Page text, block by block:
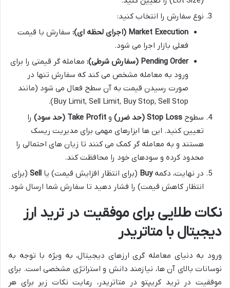
نوع سفارش را انتخاب کنید:
Market Execution (اجرای لحظه ای):
سفارش با قیمت
فعلی بازار اجرا می شود.
Pending Order (سفارش شرطی):
معامله گر قیمتی را برای
ورود به معامله مشخص می کند که سفارش تنها در
صورت رسیدن قیمت به آن سطح فعال می شود (مانند
Buy Limit, Sell Limit, Buy Stop, Sell Stop).
سطوح Stop Loss (حد ضرر) و Take Profit (حد سود)
را
تعیین کنید. این ها ابزارهای مهمی برای مدیریت ریسک
هستند و به معامله گر کمک می کنند تا زیان های احتمالی را
محدود کرده و سودهای خود را محافظت کند.
در نهایت، دکمهBuy (برای انتظار افزایش قیمت) یا Sell (برای
انتظار کاهش قیمت) را فشار دهید تا سفارش شما ارسال شود.
نکات طلایی برای موفقیت در ترید ارز
دیجیتال با متاتریدر
ورود به دنیای معامله گری ارزهای دیجیتال، به ویژه با توجه به
نوسانات بالای آن ها، نیازمند دانش و استراتژی مشخصی است. برای
موفقیت در ترید کریپتو در متاتریدر، رعایت نکات زیر برای هر